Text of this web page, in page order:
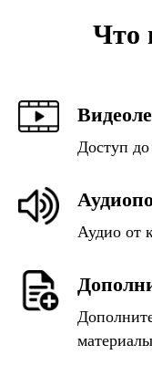
Что
Доступ
Аудио от
материалы